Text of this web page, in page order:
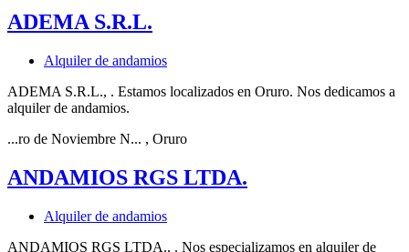
ADEMA S.R.L.
Alquiler de andamios
ADEMA S.R.L., . Estamos localizados en Oruro. Nos dedicamos a
alquiler de andamios.
...ro de Noviembre N... , Oruro
ANDAMIOS RGS LTDA.
Alquiler de andamios
ANDAMIOS RGS LTDA., . Nos especializamos en alquiler de